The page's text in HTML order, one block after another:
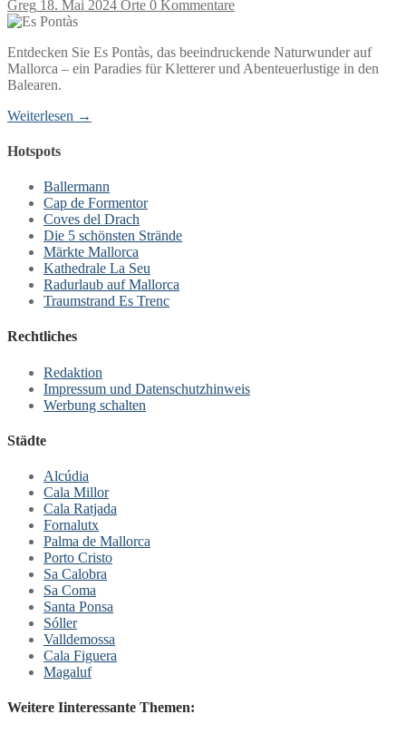
Greg 18. Mai 2024 Orte 0 Kommentare
Entdecken Sie Es Pontàs, das beeindruckende Naturwunder auf
Mallorca – ein Paradies für Kletterer und Abenteuerlustige in den
Balearen.
Weiterlesen →
Hotspots
Ballermann
Cap de Formentor
Coves del Drach
Die 5 schönsten Strände
Märkte Mallorca
Kathedrale La Seu
Radurlaub auf Mallorca
Traumstrand Es Trenc
Rechtliches
Redaktion
Impressum und Datenschutzhinweis
Werbung schalten
Städte
Alcúdia
Cala Millor
Cala Ratjada
Fornalutx
Palma de Mallorca
Porto Cristo
Sa Calobra
Sa Coma
Santa Ponsa
Sóller
Valldemossa
Cala Figuera
Magaluf
Weitere Iinteressante Themen: